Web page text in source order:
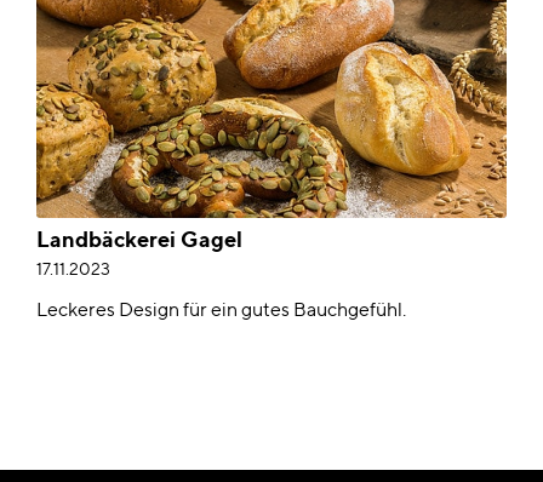
Landbäckerei Gagel
17.11.2023
Leckeres Design für ein gutes Bauchgefühl.